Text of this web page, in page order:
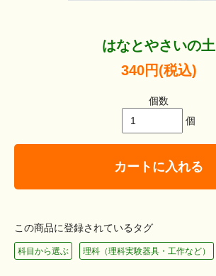
はなとやさいの土
340円(税込)
個数
個
カートに入れる
この商品に登録されているタグ
科目から選ぶ 理科（理科実験器具・工作など）